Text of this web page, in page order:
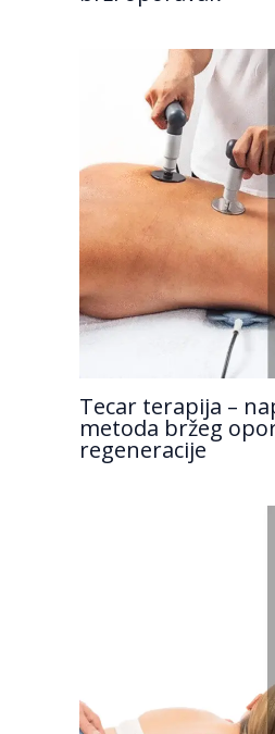
Tecar terapija –
metoda bržeg
regeneracije